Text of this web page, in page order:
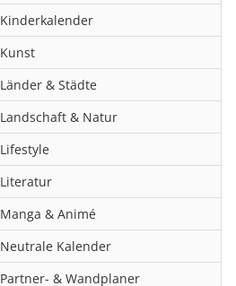
Kinderkalender
Kunst
Länder & Städte
Landschaft & Natur
Lifestyle
Literatur
Manga & Animé
Neutrale Kalender
Partner- & Wandplaner